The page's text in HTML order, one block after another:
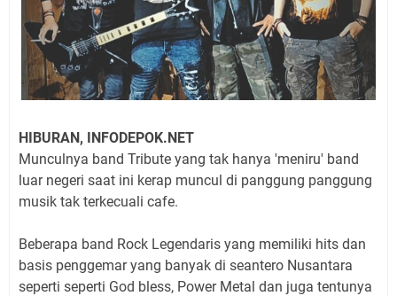
HIBURAN, INFODEPOK.NET
Munculnya band Tribute yang tak hanya 'meniru' band
luar negeri saat ini kerap muncul di panggung panggung
musik tak terkecuali cafe.
Beberapa band Rock Legendaris yang memiliki hits dan
basis penggemar yang banyak di seantero Nusantara
seperti seperti God bless, Power Metal dan juga tentunya